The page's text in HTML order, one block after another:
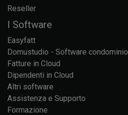
Reseller
I Software
Easyfatt
Domustudio - Software condominio
Fatture in Cloud
Dipendenti in Cloud
Altri software
Assistenza e Supporto
Formazione